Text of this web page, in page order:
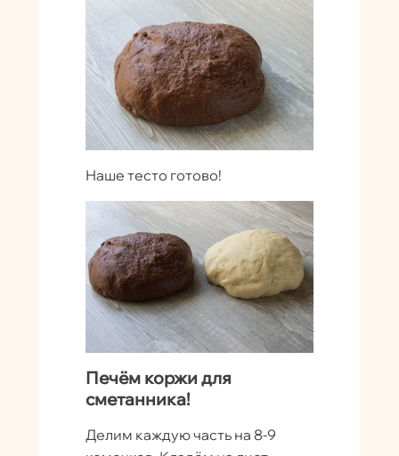
Наше тесто готово!
Печём коржи для
сметанника!
Делим каждую часть на 8-9